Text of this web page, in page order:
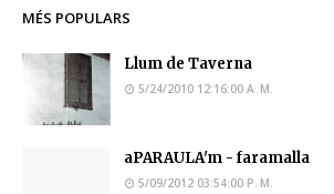
MÉS POPULARS
Llum de Taverna
5/24/2010 12:16:00 A. M.
aPARAULA'm - faramalla
5/09/2012 03:54:00 P. M.